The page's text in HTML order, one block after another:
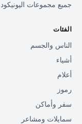
جميع مجموعات
الفئات
الناس والجسم
أشياء
أعلام
رموز
سفر وأماكن
سمايلات ومشاعر